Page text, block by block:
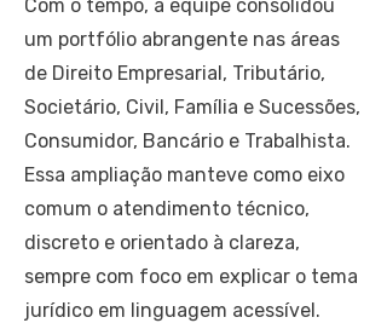
Com o tempo, a equipe consolidou
um portfólio abrangente nas áreas
de Direito Empresarial, Tributário,
Societário, Civil, Família e Sucessões,
Consumidor, Bancário e Trabalhista.
Essa ampliação manteve como eixo
comum o atendimento técnico,
discreto e orientado à clareza,
sempre com foco em explicar o tema
jurídico em linguagem acessível.